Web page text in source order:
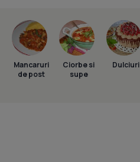
Mancaruri
de post
Ciorbe si
supe
Dulciuri